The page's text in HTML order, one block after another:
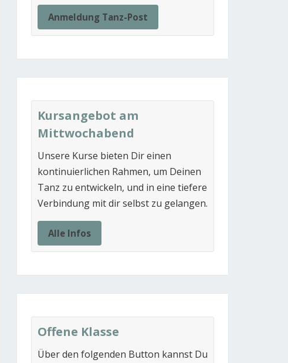
Anmeldung Tanz-Post
Kursangebot am
Mittwochabend
Unsere Kurse bieten Dir einen
kontinuierlichen Rahmen, um Deinen
Tanz zu entwickeln, und in eine tiefere
Verbindung mit dir selbst zu gelangen.
Alle Infos
Offene Klasse
Über den folgenden Button kannst Du